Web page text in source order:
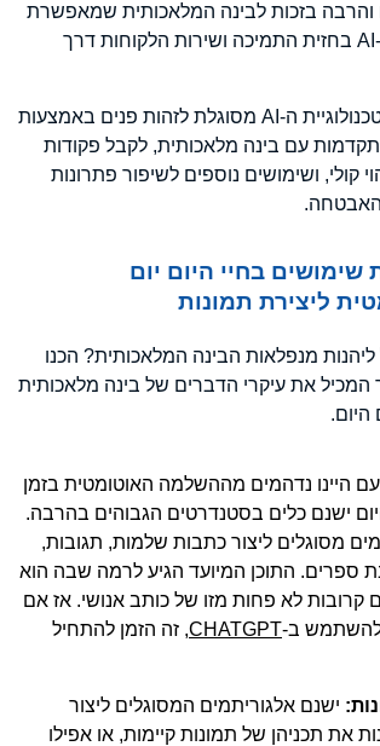
בזכות לבינה המלאכותית שמאפשרת
להם להעמיד את ה-AI בחזית התמיכה ושירות הלקוחות דרך
טכנולוגיית ה-AI מסוגלת לזהות פנים באמצעות
עם בינה מלאכותית, לקבל פקודות
קולי, ושימושים נוספים לשיפור פתרונות
שימושים בחיי היום יום
ליצירת תמונות
ליהנות מנפלאות הבינה המלאכותית? הכנו
את עיקרי הדברים של בינה מלאכותית
היום.
היינו נדהמים מההשלמה האוטומטית בזמן
ישנם כלים בסטנדרטים הגבוהים בהרבה.
מסוגלים ליצור כתבות שלמות, תגובות,
ספרים. התוכן המיועד הגיע לרמה שבה הוא
קרובות לא פחות מזו של כותב אנושי. אז אם
להשתמש ב-CHATGPT, זה הזמן להתחיל
ישנם אלגוריתמים המסוגלים ליצור
את תכניהן של תמונות קיימות, או אפילו